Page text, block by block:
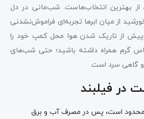
از بهترین انتخاب‌هاست. شب‌مانی در دل
از میان ابرها تجربه‌ای فراموش‌نشدنی
از تاریک شدن هوا محل کمپ خود را
گرم همراه داشته باشید؛ حتی شب‌های
و گاهی سرد است.
در فیلبند
محدود است، پس در مصرف آب و برق